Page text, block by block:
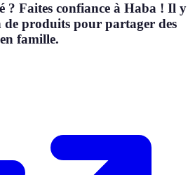
? Faites confiance à Haba ! Il y
de produits pour partager des
famille.